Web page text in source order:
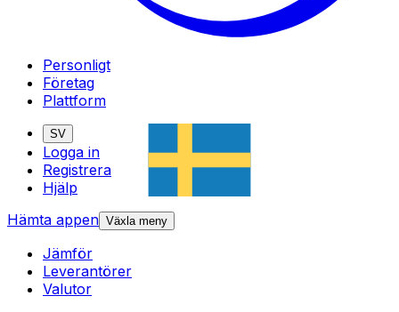
Personligt
Företag
Plattform
SV
Logga in
Registrera
Hjälp
Hämta appen Växla meny
Jämför
Leverantörer
Valutor